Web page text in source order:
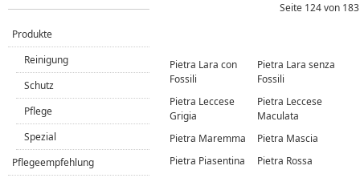
Seite 124 von 183
Pietra Lara con
Fossili
Pietra Lara senza
Fossili
Pietra Leccese
Grigia
Pietra Leccese
Maculata
Pietra Maremma
Pietra Mascia
Pietra Piasentina
Pietra Rossa
Produkte
Reinigung
Schutz
Pflege
Spezial
Pflegeempfehlung